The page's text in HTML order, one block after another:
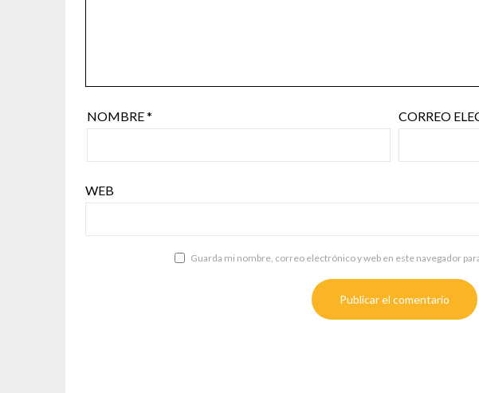
NOMBRE* CORREO
WEB
Guarda mi nombre, correo electrónico y web en este navegador